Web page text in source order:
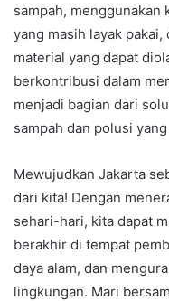
sampah, menggunakan
yang masih layak
material yang dapat
berkontribusi dalam
menjadi bagian dari
sampah dan polusi
Mewujudkan Jakarta
dari kita! Dengan
sehari-hari, kita dapat
berakhir di tempat
daya alam, dan
lingkungan. Mari